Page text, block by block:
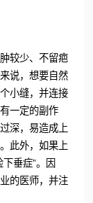
较少、不留疤
说，想要自然
小缝，并连接
一定的副作
深，易造成上
此外，如果上
垂症”。因
的医师，并注